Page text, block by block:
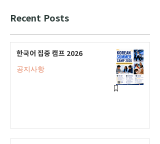
Recent Posts
한국어 집중 캠프 2026
공지사항